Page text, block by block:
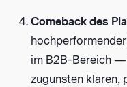
Comeback des
im B2B-Bereich —
zugunsten klaren,